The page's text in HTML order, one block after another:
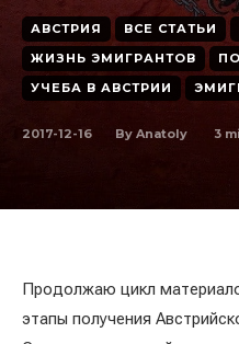
АВСТРИЯ ВСЕ СТАТЬИ
ЖИЗНЬ ЭМИГРАНТОВ
УЧЕБА В АВСТРИИ
2017-12-16 By Anatoly 3
Продолжаю цикл
этапы получения